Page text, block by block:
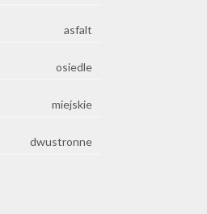
asfalt
osiedle
miejskie
dwustronne